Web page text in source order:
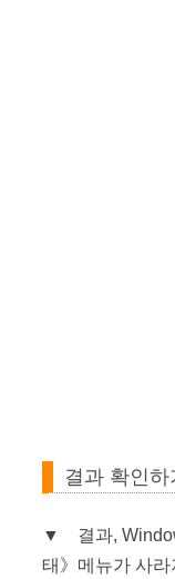
결과 확인하
▼ 결과,
태》메뉴가 사